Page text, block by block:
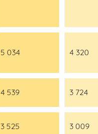
5 034 4 320
4 539 3 724
3 525 3 009